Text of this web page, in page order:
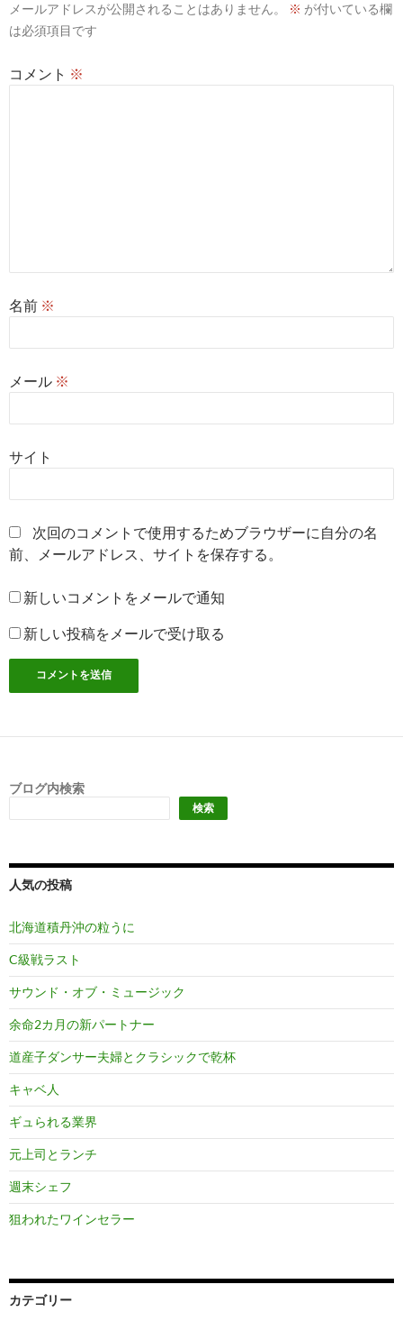
ョ
メールアドレスが公開されることはありません。 ※ が付いている欄
は必須項目です
コメント ※
名前 ※
メール ※
サイト
次回のコメントで使用するためブラウザーに自分の名
前、メールアドレス、サイトを保存する。
新しいコメントをメールで通知
新しい投稿をメールで受け取る
ブログ内検索
検索
人気の投稿
北海道積丹沖の粒うに
C級戦ラスト
サウンド・オブ・ミュージック
余命2カ月の新パートナー
道産子ダンサー夫婦とクラシックで乾杯
キャベ人
ギュられる業界
元上司とランチ
週末シェフ
狙われたワインセラー
カテゴリー